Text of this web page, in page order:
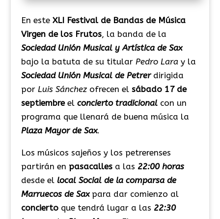
En esteXLI Festival de Bandas de Música
Virgen de los Frutos, la banda de la
Sociedad Unión Musical y Artística de Sax
bajo la batuta de su titular Pedro Laray la
Sociedad Unión Musical de Petrerdirigida
por Luis Sánchezofrecen el sábado 17 de
septiembre el concierto tradicional con un
programa que llenará de buena música la
Plaza Mayor de Sax.
Los músicos sajeños y los petrerenses
partirán en pasacallesa las 22:00 horas
desde el local Social de la comparsa de
Marruecos de Sax para dar comienzo al
conciertoque tendrá lugar a las 22:30